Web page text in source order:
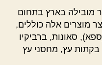
מובילה בארץ בתחום
מוצרים אלה כוללים,
סאונות, ברביקיו
בקתות עץ, מחסני עץ